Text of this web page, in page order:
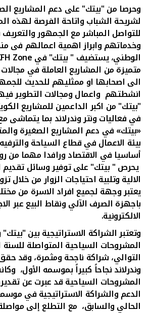
وحرصا من "بيتك" على دعم المشاريع
لشريحة الشباب واتاحة الفرصة لهذه
للتواصل المباشر مع الجمهور
وخدماتهم وابراز اهمية اعمالهم فى
الوطني، يستضيف " بيتك" فيZone
متميزة من المشاريع العاملة في
الى اصحابها او ممثليهم للحديث
انشطتهم واعمال ومجالات التطوير
"بيتك" من اكبر الداعمين للمشاريع
في فعاليات ونتر وندرلاند بما يتماشى
«بيتك» في دعم المشاريع الصغيرة
بيئة الاعمال في قطاع السياحة
أساسيا في الاقتصاد ورافدا مهما من
يحرص " بيتك" على توفير وسائل تقديم
الالية وتلبية احتياجات الزوار منخلال
يعتبر وجهة لجميع افراد الاسرة من
باجهزة الصرف الآلي ونقاط البيع عبر
الالكترونية.
وتعتبر الشراكة الاستراتيجية بين
المشروحات السياحية المتواصلة للسنة
التوالي، شراكة ناجحة ومثمرة، وقد
وندرلاند نجاحاً كبيراً بموسمه الأول،
المشروحات السياحية قد عبرت عن
الدعم والشراكة الاستراتيجية في
الحالي والسابق، مع التطلع إلى